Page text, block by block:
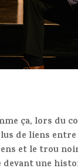
ça, lors du
de liens
et le trou
devant une